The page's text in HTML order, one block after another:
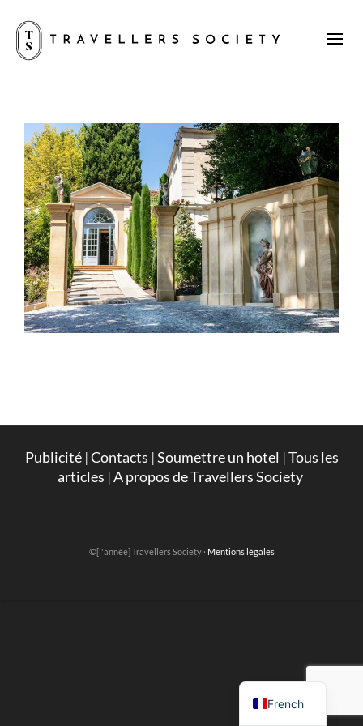
Publicité|Contacts |Soumettre un hotel |Tous les
articles |A propos de Travellers Society
©[l'année] Travellers Society · Mentions légales
French